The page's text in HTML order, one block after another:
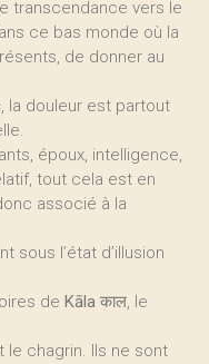
transcendance vers le
ce bas monde où la
de donner au
la douleur est partout
époux, intelligence,
tout cela est en
associé à la
sous l’état d’illusion
de Kāla काल, le
le chagrin. Ils ne sont